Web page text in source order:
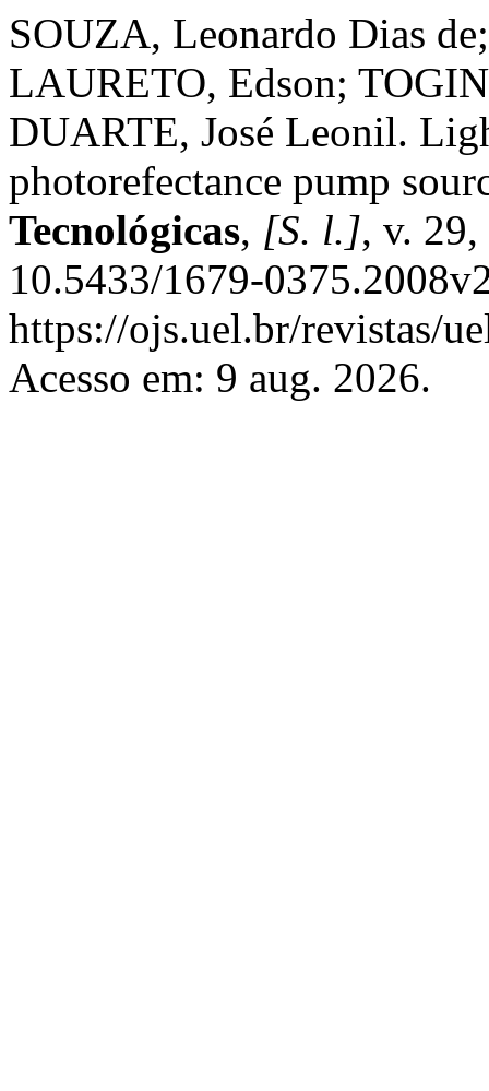
SOUZA, Leonardo Dias
LAURETO, Edson;
DUARTE, José Leonil.
photorefectance pump
Tecnológicas, [S. l.], v.
10.5433/1679-
https://ojs.uel.br/revistas/
Acesso em: 9 aug. 2026.